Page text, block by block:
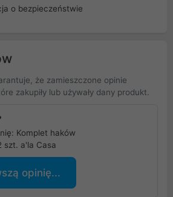
o bezpieczeństwie
że zamieszczone opinie
zakupiły lub używały dany produkt.
Komplet haków
szt. a'la Casa
opinię...